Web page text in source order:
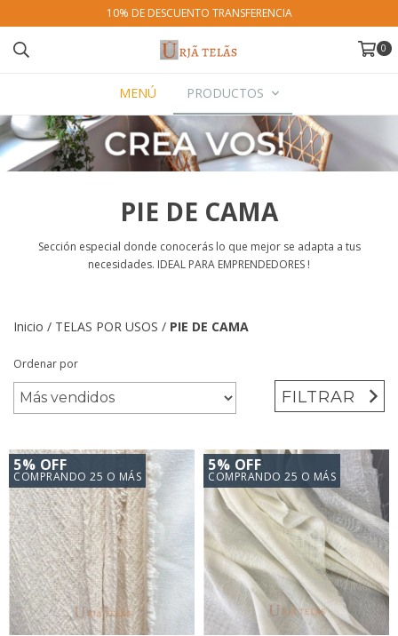
10% DE DESCUENTO TRANSFERENCIA
0
MENÚ PRODUCTOS
PIE DE CAMA
Sección especial donde conocerás lo que mejor se adapta a tus
necesidades. IDEAL PARA EMPRENDEDORES !
Inicio / TELAS POR USOS / PIE DE CAMA
Ordenar por
FILTRAR
5% OFF
COMPRANDO 25 O MÁS
5% OFF
COMPRANDO 25 O MÁS